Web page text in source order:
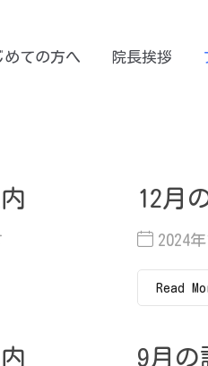
めての方へ 院長挨拶
12月
2024
Read
9月の